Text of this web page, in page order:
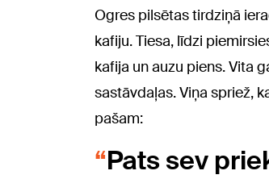
Ogres pilsētas tirdziņā
kafiju. Tiesa, līdzi
kafija un auzu piens. Vita
sastāvdaļas. Viņa spriež,
pašam:
Pats sev